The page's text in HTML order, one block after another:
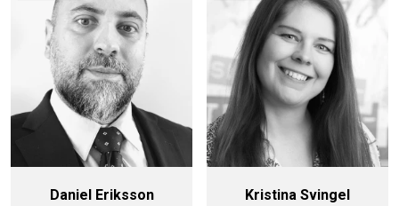
Daniel Eriksson
Kristina Svingel